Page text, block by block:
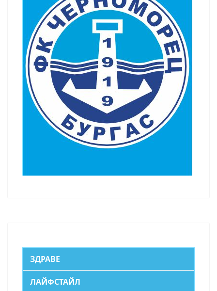
ЗДРАВЕ
ЛАЙФСТАЙЛ